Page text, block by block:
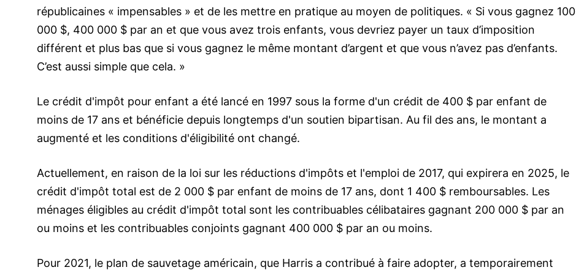
républicaines « impensables » et de les mettre en pratique au moyen de politiques. « Si vous gagnez 100
000 $, 400 000 $ par an et que vous avez trois enfants, vous devriez payer un taux d’imposition
différent et plus bas que si vous gagnez le même montant d’argent et que vous n’avez pas d’enfants.
C’est aussi simple que cela. »
Le crédit d'impôt pour enfant a été lancé en 1997 sous la forme d'un crédit de 400 $ par enfant de
moins de 17 ans et bénéficie depuis longtemps d'un soutien bipartisan. Au fil des ans, le montant a
augmenté et les conditions d'éligibilité ont changé.
Actuellement, en raison de la loi sur les réductions d'impôts et l'emploi de 2017, qui expirera en 2025, le
crédit d'impôt total est de 2 000 $ par enfant de moins de 17 ans, dont 1 400 $ remboursables. Les
ménages éligibles au crédit d'impôt total sont les contribuables célibataires gagnant 200 000 $ par an
ou moins et les contribuables conjoints gagnant 400 000 $ par an ou moins.
Pour 2021, le plan de sauvetage américain, que Harris a contribué à faire adopter, a temporairement